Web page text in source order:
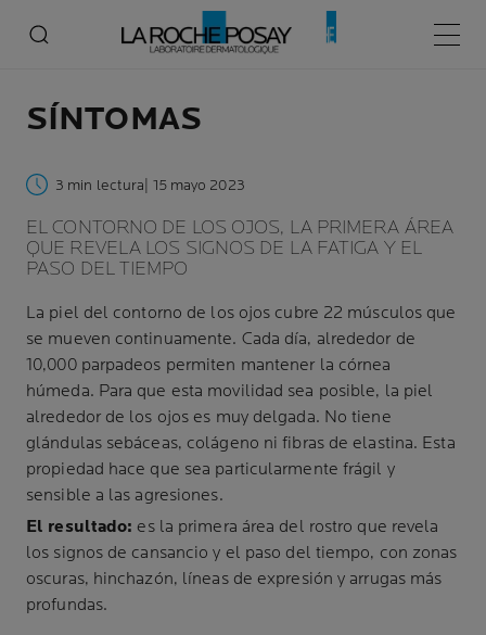
Menú
SÍNTOMAS
3 min lectura | 15 mayo 2023
EL CONTORNO DE LOS OJOS, LA PRIMERA ÁREA
QUE REVELA LOS SIGNOS DE LA FATIGA Y EL
PASO DEL TIEMPO
La piel del contorno de los ojos cubre 22 músculos que
se mueven continuamente. Cada día, alrededor de
10,000 parpadeos permiten mantener la córnea
húmeda. Para que esta movilidad sea posible, la piel
alrededor de los ojos es muy delgada. No tiene
glándulas sebáceas, colágeno ni fibras de elastina. Esta
propiedad hace que sea particularmente frágil y
sensible a las agresiones.
El resultado: es la primera área del rostro que revela
los signos de cansancio y el paso del tiempo, con zonas
oscuras, hinchazón, líneas de expresión y arrugas más
profundas.